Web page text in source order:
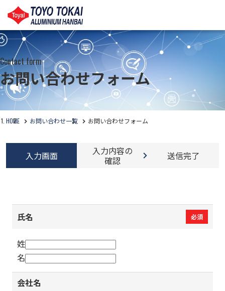
Contact form
お問い合わせフォーム
HOME お問い合わせ一覧 お問い合わせフォーム
入力画面
入力内容の
確認
送信完了
氏名 必須
姓
名
会社名